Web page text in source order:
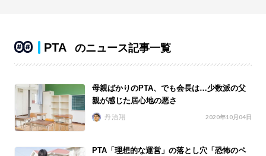
PTA のニュース記事一覧
母親ばかりのPTA、でも会長は…少数派の父
親が感じた居心地の悪さ
丹治翔 2020年10月04日
PTA「理想的な運営」の落とし穴「恐怖のペ